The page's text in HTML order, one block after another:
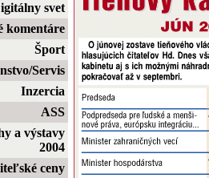
svet
komentáre
Šport
Servis
Inzercia
ASS
a výstavy
2004
ceny